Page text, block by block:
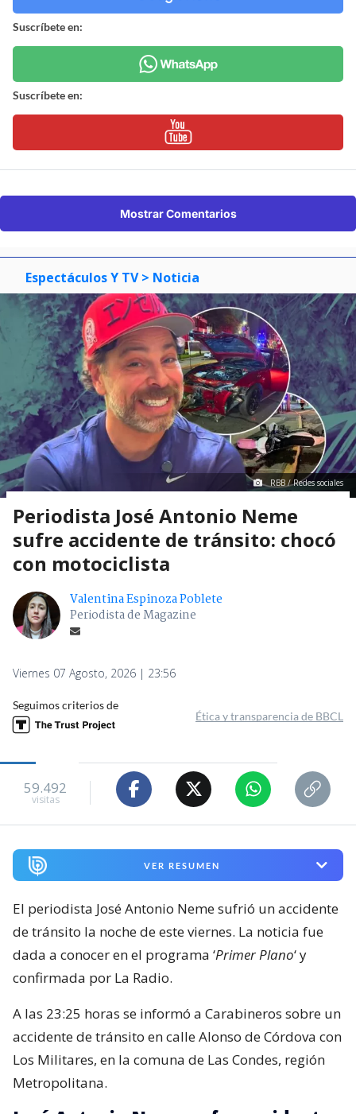
Suscríbete en:
Suscríbete en:
Mostrar Comentarios
Espectáculos Y TV > Noticia
RBB / Redes sociales
Periodista José Antonio Neme
sufre accidente de tránsito: chocó
con motociclista
Valentina Espinoza Poblete
Periodista de Magazine
Viernes 07 Agosto, 2026 | 23:56
Seguimos criterios de
Ética y transparencia de BBCL
59.492
visitas
VER RESUMEN
El periodista José Antonio Neme sufrió un accidente
de tránsito la noche de este viernes. La noticia fue
dada a conocer en el programa ‘Primer Plano‘ y
confirmada por La Radio.
A las 23:25 horas se informó a Carabineros sobre un
accidente de tránsito en calle Alonso de Córdova con
Los Militares, en la comuna de Las Condes, región
Metropolitana.